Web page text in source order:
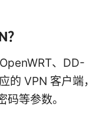
、DD-
的 VPN 客户端，
等参数。